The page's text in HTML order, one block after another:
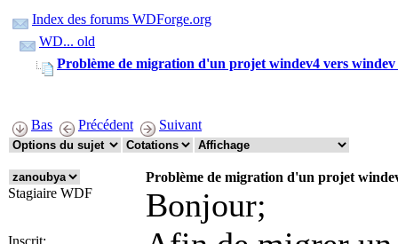
Index des forums WDForge.org
WD... old
Problème de migration d'un projet windev4 vers windev
Bas Précédent Suivant
Problème de migration d'un projet
Stagiaire WDF
Inscrit:
Bonjour;